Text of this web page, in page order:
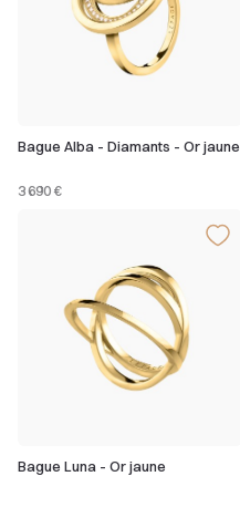
Bague Alba - Diamants - Or jaune
3 690 €
Bague Luna - Or jaune